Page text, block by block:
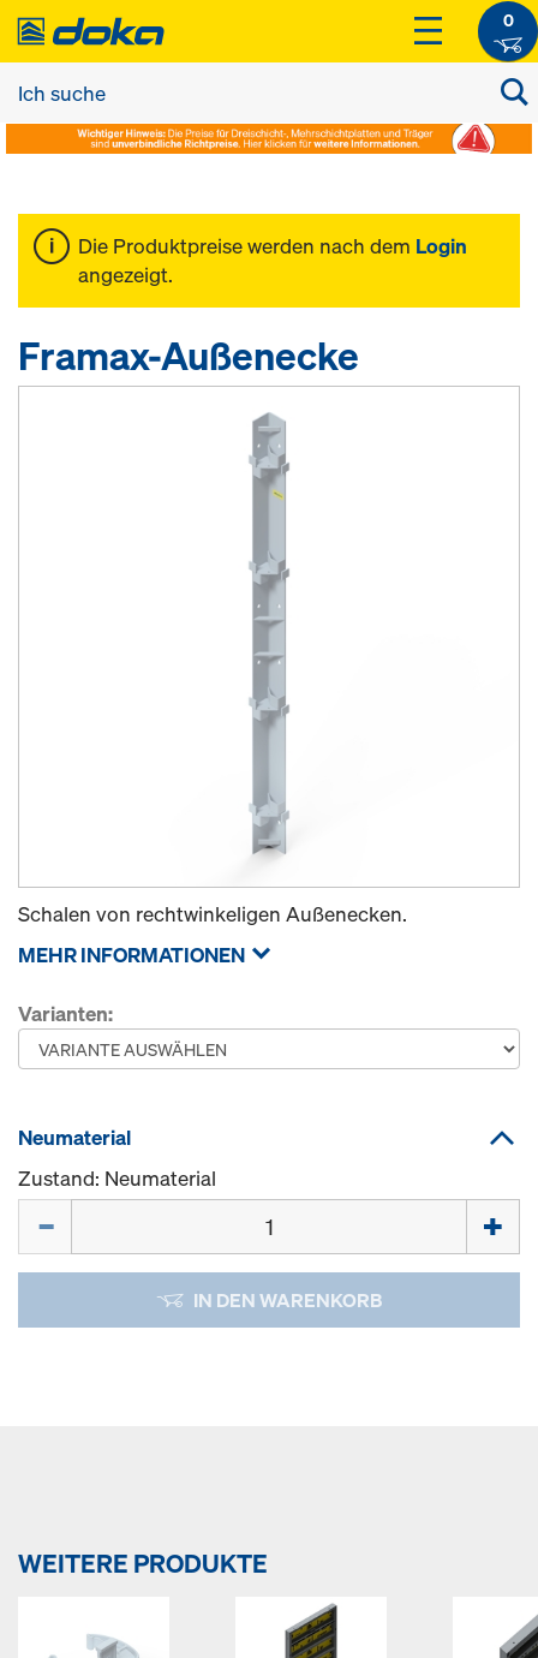
0
Die Produktpreise werden nach dem Login
angezeigt.
Framax-Außenecke
Schalen von rechtwinkeligen Außenecken.
MEHR INFORMATIONEN
Varianten:
Neumaterial
Zustand: Neumaterial
IN DEN WARENKORB
WEITERE PRODUKTE